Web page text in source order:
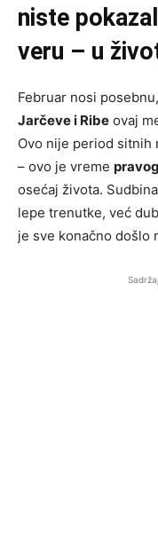
niste
veru – u
Februar nosi
Jarčeve i Ribe ovaj
Ovo nije period sitnih
– ovo je vreme
osećaj života.
lepe trenutke, već
je sve konačno došlo